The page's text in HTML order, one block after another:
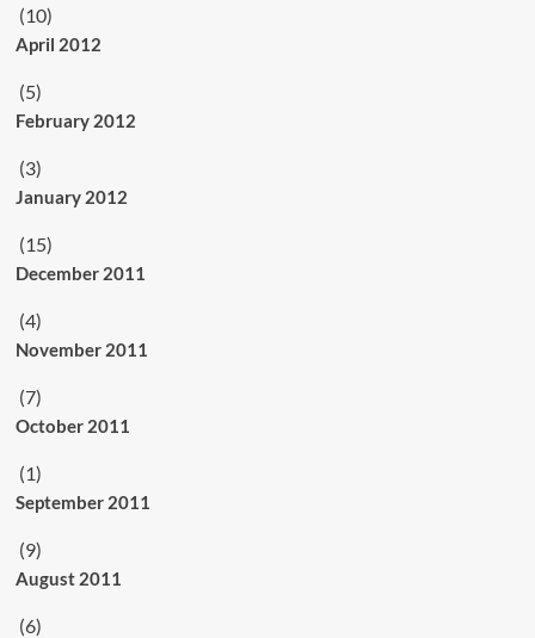
(10)
April 2012
(5)
February 2012
(3)
January 2012
(15)
December 2011
(4)
November 2011
(7)
October 2011
(1)
September 2011
(9)
August 2011
(6)